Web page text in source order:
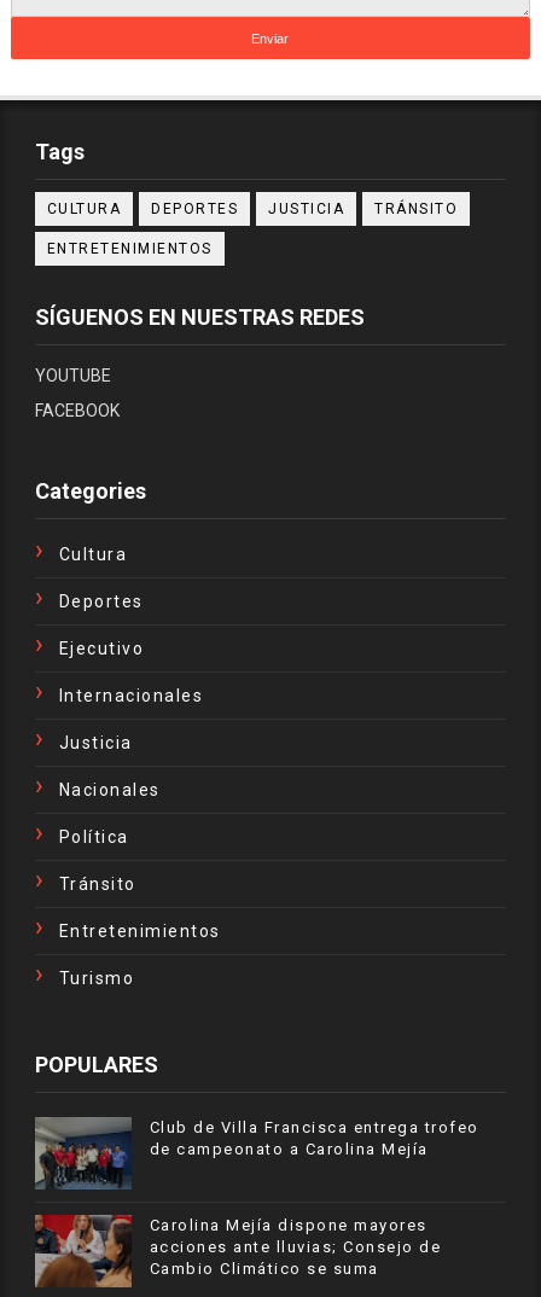
Tags
CULTURA DEPORTES JUSTICIA TRÁNSITO
ENTRETENIMIENTOS
SÍGUENOS EN NUESTRAS REDES
YOUTUBE
FACEBOOK
Categories
Cultura
Deportes
Ejecutivo
Internacionales
Justicia
Nacionales
Política
Tránsito
Entretenimientos
Turismo
POPULARES
Club de Villa Francisca entrega trofeo
de campeonato a Carolina Mejía
Carolina Mejía dispone mayores
acciones ante lluvias; Consejo de
Cambio Climático se suma